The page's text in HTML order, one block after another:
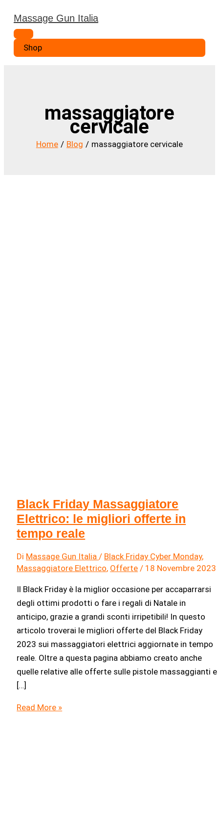
contenuto
Massage Gun Italia
Menu
principale
Shop
massaggiatore
cervicale
Home Blog massaggiatore cervicale
Black Friday Massaggiatore
Elettrico: le migliori offerte in
tempo reale
Di Massage Gun Italia / Black Friday Cyber Monday,
Massaggiatore Elettrico, Offerte / 18 Novembre 2023
Il Black Friday è la miglior occasione per accaparrarsi
degli ottimi prodotti o fare i regali di Natale in
anticipo, grazie a grandi sconti irripetibili! In questo
articolo troverai le migliori offerte del Black Friday
2023 sui massaggiatori elettrici aggiornate in tempo
reale. Oltre a questa pagina abbiamo creato anche
quelle relative alle offerte sulle pistole massaggianti e
[…]
Black
Read More »